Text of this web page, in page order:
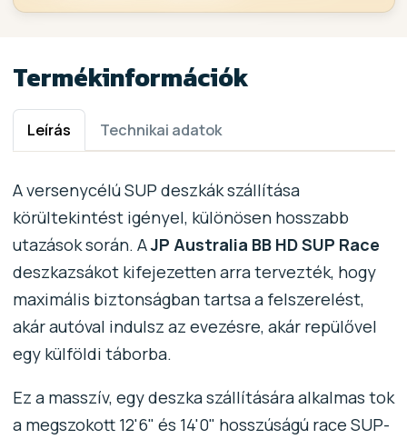
Termékinformációk
Leírás Technikai adatok
A versenycélú SUP deszkák szállítása
körültekintést igényel, különösen hosszabb
utazások során. AJP Australia BB HD SUP Race
deszkazsákot kifejezetten arra tervezték, hogy
maximális biztonságban tartsa a felszerelést,
akár autóval indulsz az evezésre, akár repülővel
egy külföldi táborba.
Ez a masszív, egy deszka szállítására alkalmas tok
a megszokott 12'6" és 14'0" hosszúságú race SUP-